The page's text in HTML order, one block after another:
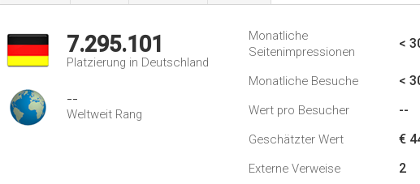
7.295.101
Platzierung in Deutschland
--
Weltweit Rang
Monatliche
Seitenimpressionen
<
Monatliche Besuche <
Wert pro Besucher --
Geschätzter Wert €
Externe Verweise 2